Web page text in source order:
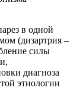
в одной
(дизартрия –
силы
диагноза
этиологии